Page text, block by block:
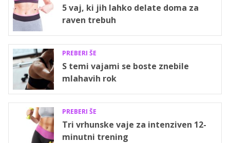
5 vaj, ki jih lahko delate doma za
raven trebuh
PREBERI ŠE
S temi vajami se boste znebile
mlahavih rok
PREBERI ŠE
Tri vrhunske vaje za intenziven 12-
minutni trening